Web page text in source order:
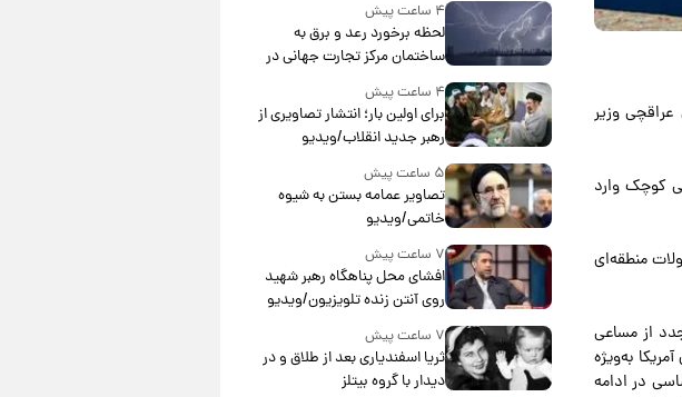
وزیر
کوچک وارد
منطقه‌ای
مجدد از مساعی
به‌ویژه
در ادامه
۴ ساعت پیش
لحظه برخورد رعد و برق به
ساختمان مرکز تجارت جهانی در
آمریکا + فیلم
۴ ساعت پیش
برای اولین بار؛ انتشار تصاویری از
رهبر جدید انقلاب/ویدیو
۵ ساعت پیش
تصاویر عمامه بستن به شیوه
خاتمی/ویدیو
۷ ساعت پیش
افشای محل پناهگاه‌ رهبر شهید
روی آنتن زنده تلویزیون/ویدیو
۷ ساعت پیش
ثریا اسفندیاری بعد از طلاق و در
دیدار با گروه بیتلز